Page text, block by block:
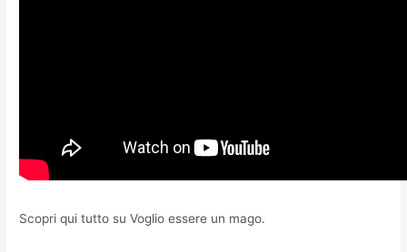
Scopri qui tutto su Voglio essere un mago.